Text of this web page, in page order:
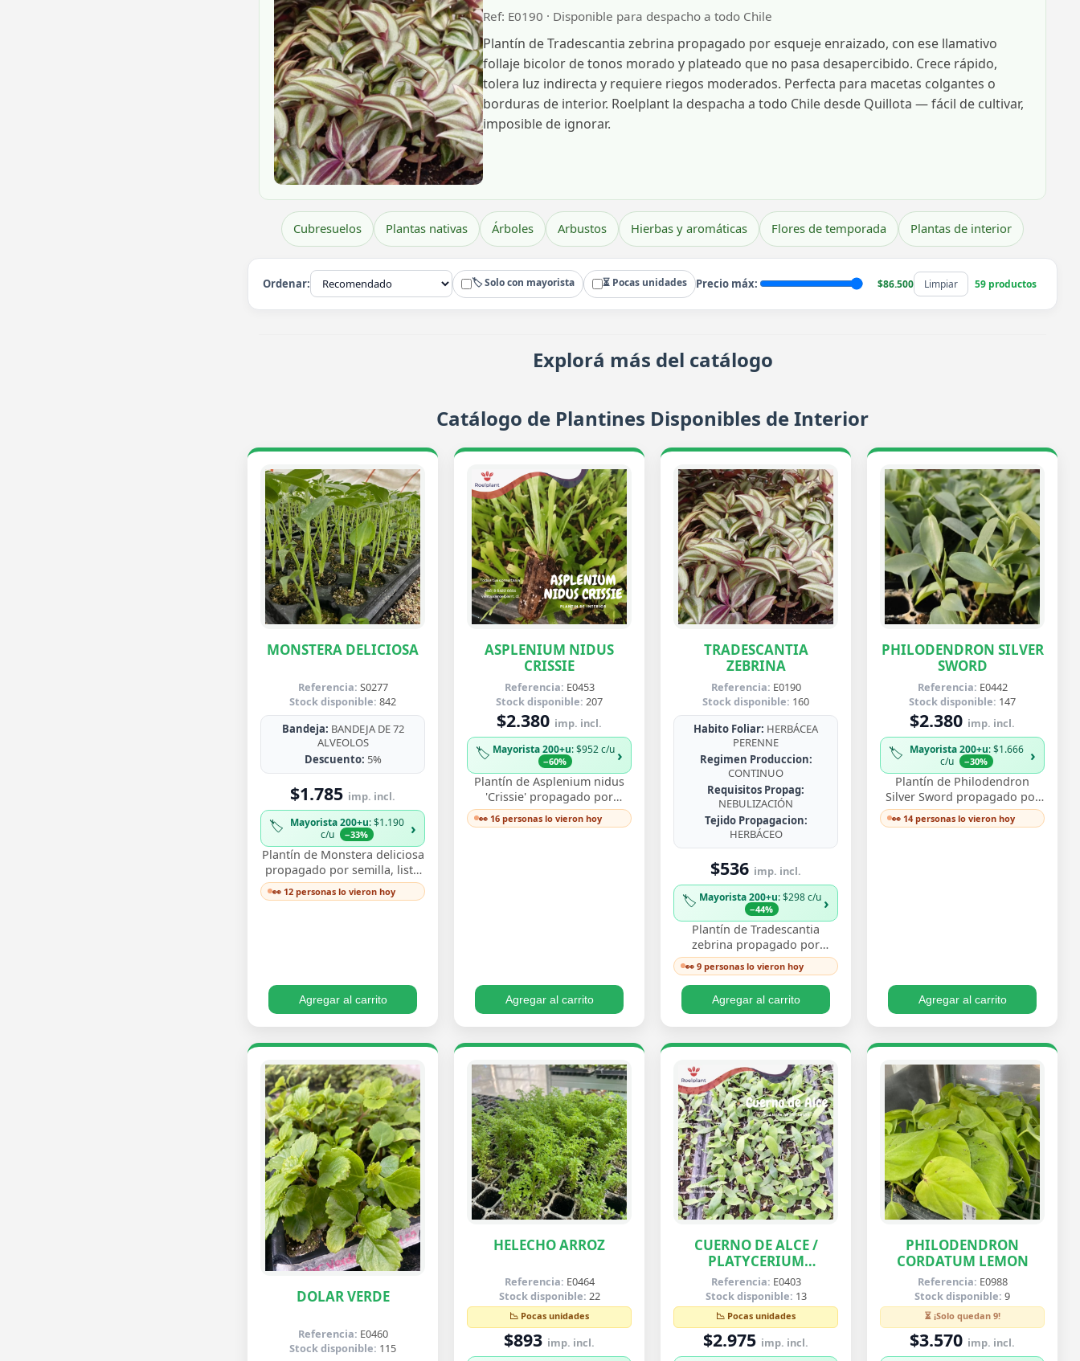
Ref: E0190 · Disponible para despacho a todo Chile
Plantín de Tradescantia zebrina propagado por esqueje enraizado, con ese llamativo
follaje bicolor de tonos morado y plateado que no pasa desapercibido. Crece rápido,
tolera luz indirecta y requiere riegos moderados. Perfecta para macetas colgantes o
borduras de interior. Roelplant la despacha a todo Chile desde Quillota — fácil de cultivar,
imposible de ignorar.
Cubresuelos Plantas nativas Árboles Arbustos Hierbas y aromáticas Flores de temporada Plantas de interior
Ordenar: 🏷️ Solo con mayorista ⏳ Pocas unidades Precio máx: $86.500 Limpiar 59 productos
Explorá más del catálogo
Catálogo de Plantines Disponibles de Interior
MONSTERA DELICIOSA
Referencia: S0277
Stock disponible: 842
Bandeja: BANDEJA DE 72
ALVEOLOS
Descuento: 5%
$1.785 imp. incl.
🏷️ Mayorista 200+u: $1.190
c/u
−33% ›
Plantín de Monstera deliciosa
propagado por semilla, listo
para trasplantar y ver crecer
sus icónicas hojas perforadas
👀 12 personas lo vieron hoy
Agregar al carrito
ASPLENIUM NIDUS
CRISSIE
Referencia: E0453
Stock disponible: 207
$2.380 imp. incl.
🏷️ Mayorista 200+u: $952 c/u
−60% ›
Plantín de Asplenium nidus
'Crissie' propagado por
esqueje enraizado, con
frondas de bordes ondulados
👀 16 personas lo vieron hoy
Agregar al carrito
TRADESCANTIA
ZEBRINA
Referencia: E0190
Stock disponible: 160
Habito Foliar: HERBÁCEA
PERENNE
Regimen Produccion:
CONTINUO
Requisitos Propag:
NEBULIZACIÓN
Tejido Propagacion:
HERBÁCEO
$536 imp. incl.
🏷️ Mayorista 200+u: $298 c/u
−44% ›
Plantín de Tradescantia
zebrina propagado por
esqueje enraizado, con ese
llamativo follaje bicolor de
tonos morado y pl…
👀 9 personas lo vieron hoy
Agregar al carrito
PHILODENDRON SILVER
SWORD
Referencia: E0442
Stock disponible: 147
$2.380 imp. incl.
🏷️ Mayorista 200+u: $1.666
c/u
−30% ›
Plantín de Philodendron
Silver Sword propagado por
esqueje ya enraizado, con
hojas lanceoladas de un
👀 14 personas lo vieron hoy
Agregar al carrito
DOLAR VERDE
Referencia: E0460
Stock disponible: 115
HELECHO ARROZ
Referencia: E0464
Stock disponible: 22
📉 Pocas unidades
$893 imp. incl.
CUERNO DE ALCE /
PLATYCERIUM
BIFURCATUM
Referencia: E0403
Stock disponible: 13
📉 Pocas unidades
$2.975 imp. incl.
PHILODENDRON
CORDATUM LEMON
Referencia: E0988
Stock disponible: 9
⏳ ¡Solo quedan 9!
$3.570 imp. incl.